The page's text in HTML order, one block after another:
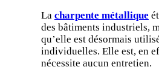
La charpente métallique
des bâtiments industriels,
qu’elle est désormais
individuelles. Elle est, en
nécessite aucun entretien.